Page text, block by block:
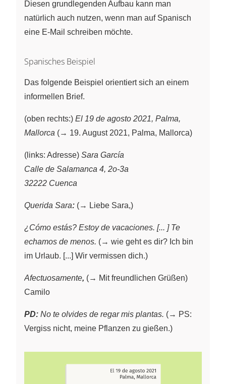
Diesen grundlegenden Aufbau kann man
natürlich auch nutzen, wenn man auf Spanisch
eine E-Mail schreiben möchte.
Spanisches Beispiel
Das folgende Beispiel orientiert sich an einem
informellen Brief.
(oben rechts:) El 19 de agosto 2021, Palma,
Mallorca (→ 19. August 2021, Palma, Mallorca)
(links: Adresse) Sara García
Calle de Salamanca 4, 2o-3a
32222 Cuenca
Querida Sara: (→ Liebe Sara,)
¿Cómo estás? Estoy de vacaciones. [... ] Te
echamos de menos. (→ wie geht es dir? Ich bin
im Urlaub. [...] Wir vermissen dich.)
Afectuosamente, (→ Mit freundlichen Grüßen)
Camilo
PD: No te olvides de regar mis plantas. (→ PS:
Vergiss nicht, meine Pflanzen zu gießen.)